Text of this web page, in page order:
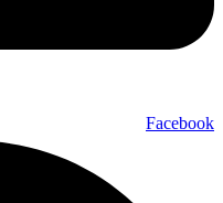
Facebook